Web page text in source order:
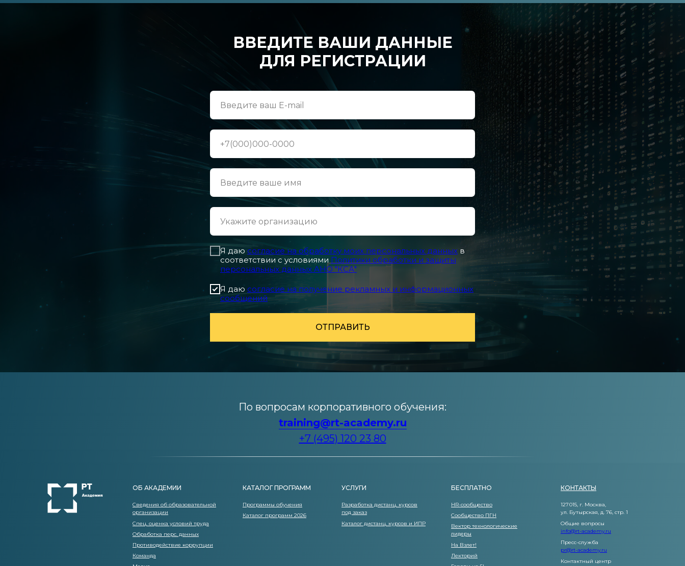
ВВЕДИТЕ ВАШИ ДАННЫЕ
ДЛЯ РЕГИСТРАЦИИ
Я даю согласие на обработку моих персональных данных в
соответствии с условиями Политики обработки и защиты
персональных данных АНО "КСА"
Я даю согласие на получение рекламных и информационных
сообщений
ОТПРАВИТЬ
По вопросам корпоративного обучения:
training@rt-academy.ru
+7 (495) 120 23 80
КАТАЛОГ ПРОГРАММ
Программы обучения
Каталог программ 2026
УСЛУГИ
Разработка дистанц. курсов
под заказ
Каталог дистанц. курсов и ИПР
КОНТАКТЫ
127 015, г. Москва,
ул. Бутырская, д. 76, стр. 1
Общие вопросы
info@rt-academy.ru
Пресс-служба
pr@rt-academy.ru
Контактный центр
ОБ АКАДЕМИИ
Сведения об образовательной
организации
Спец. оценка условий труда
Обработка перс. данных
Противодействие коррупции
Команда
БЕСПЛАТНО
HR-сообщество
Сообщество ПГН
Вектор технологические
лидеры
На Взлет!
Лекторий